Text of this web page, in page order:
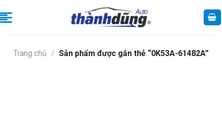
to
Trang chủ / Sản phẩm được gắn thẻ “0K53A-61482A”